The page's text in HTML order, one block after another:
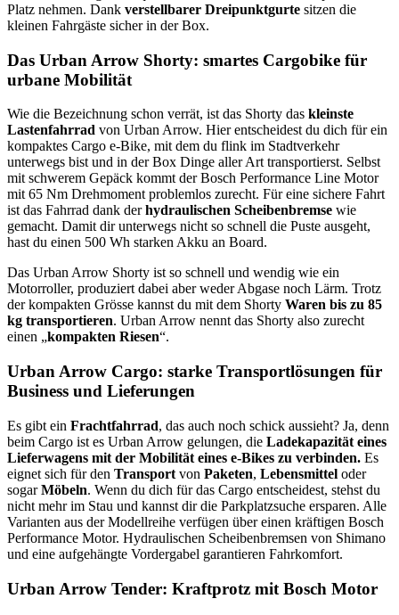
Platz nehmen. Dank verstellbarer Dreipunktgurte sitzen die
kleinen Fahrgäste sicher in der Box.
Das Urban Arrow Shorty: smartes Cargobike für
urbane Mobilität
Wie die Bezeichnung schon verrät, ist das Shorty das kleinste
Lastenfahrrad von Urban Arrow. Hier entscheidest du dich für ein
kompaktes Cargo e-Bike, mit dem du flink im Stadtverkehr
unterwegs bist und in der Box Dinge aller Art transportierst. Selbst
mit schwerem Gepäck kommt der Bosch Performance Line Motor
mit 65 Nm Drehmoment problemlos zurecht. Für eine sichere Fahrt
ist das Fahrrad dank derhydraulischen Scheibenbremse wie
gemacht. Damit dir unterwegs nicht so schnell die Puste ausgeht,
hast du einen 500 Wh starken Akku an Board.
Das Urban Arrow Shorty ist so schnell und wendig wie ein
Motorroller, produziert dabei aber weder Abgase noch Lärm. Trotz
der kompakten Grösse kannst du mit dem Shorty Waren bis zu 85
kg transportieren. Urban Arrow nennt das Shorty also zurecht
einen „kompakten Riesen“.
Urban Arrow Cargo: starke Transportlösungen für
Business und Lieferungen
Es gibt ein Frachtfahrrad, das auch noch schick aussieht? Ja, denn
beim Cargo ist es Urban Arrow gelungen, die Ladekapazität eines
Lieferwagens mit der Mobilität eines e-Bikes zu verbinden. Es
eignet sich für den Transport von Paketen, Lebensmittel oder
sogarMöbeln. Wenn du dich für das Cargo entscheidest, stehst du
nicht mehr im Stau und kannst dir die Parkplatzsuche ersparen. Alle
Varianten aus der Modellreihe verfügen über einen kräftigen Bosch
Performance Motor. Hydraulischen Scheibenbremsen von Shimano
und eine aufgehängte Vordergabel garantieren Fahrkomfort.
Urban Arrow Tender: Kraftprotz mit Bosch Motor